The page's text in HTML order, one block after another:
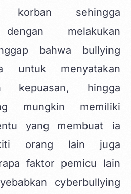
sehingga
dengan melakukan
bahwa bullying
untuk menyatakan
kepuasan, hingga
mungkin memiliki
yang membuat ia
orang lain juga
faktor pemicu lain
cyberbullying